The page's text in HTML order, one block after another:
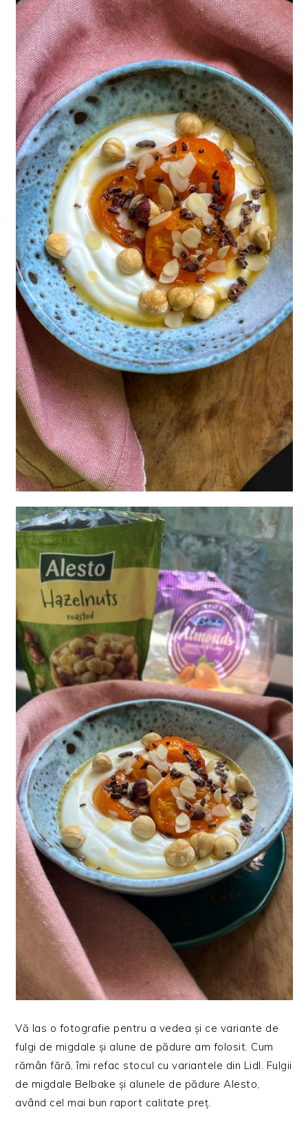
Vă las o fotografie pentru a vedea și ce variante de
fulgi de migdale și alune de pădure am folosit. Cum
rămân fără, îmi refac stocul cu variantele din Lidl. Fulgii
de migdale Belbake și alunele de pădure Alesto,
având cel mai bun raport calitate preț.